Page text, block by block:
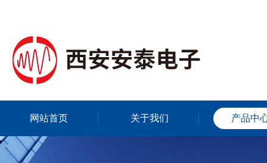
网站首页 关于我们 产品中